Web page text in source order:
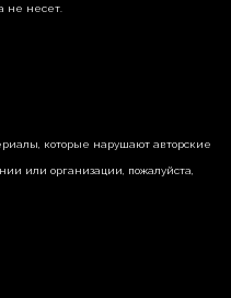
не несет.
которые нарушают авторские
или организации, пожалуйста,